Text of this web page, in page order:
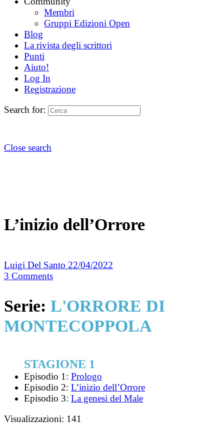
Membri
Gruppi Edizioni Open
Blog
La rivista degli scrittori
Punti
Aiuto!
Log In
Registrazione
Search for:
Close search
L’inizio dell’Orrore
Luigi Del Santo 22/04/2022
3 Comments
Serie: L'ORRORE DI
MONTECOPPOLA
STAGIONE 1
Episodio 1: Prologo
Episodio 2: L’inizio dell’Orrore
Episodio 3: La genesi del Male
Visualizzazioni: 141